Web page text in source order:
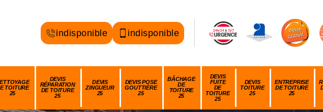
indisponible indisponible
TOITURE
25
DEVIS
RÉPARATION
DE TOITURE
25
DEVIS
ZINGUEUR
25
DEVIS POSE
GOUTTIÈRE
25
BÂCHAGE
DE
TOITURE
25
DEVIS
FUITE
DE
TOITURE
25
DEVIS
TOITURE
25
ENTREPRISE
DE TOITURE
25